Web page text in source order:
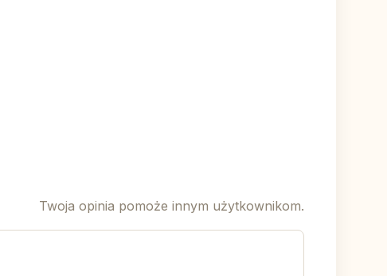
Twoja opinia pomoże innym użytkownikom.